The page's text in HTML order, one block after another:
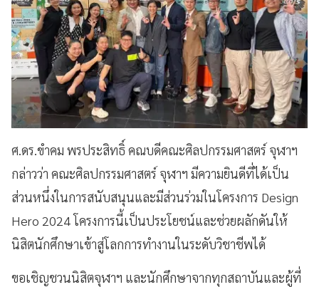
ศ.ดร.ขำคม พรประสิทธิ์ คณบดีคณะศิลปกรรมศาสตร์ จุฬาฯ
กล่าวว่า คณะศิลปกรรมศาสตร์ จุฬาฯ มีความยินดีที่ได้เป็น
ส่วนหนึ่งในการสนับสนุนและมีส่วนร่วมในโครงการ Design
Hero 2024 โครงการนี้เป็นประโยชน์และช่วยผลักดันให้
นิสิตนักศึกษาเข้าสู่โลกการทำงานในระดับวิชาชีพได้
ขอเชิญชวนนิสิตจุฬาฯ และนักศึกษาจากทุกสถาบันและผู้ที่